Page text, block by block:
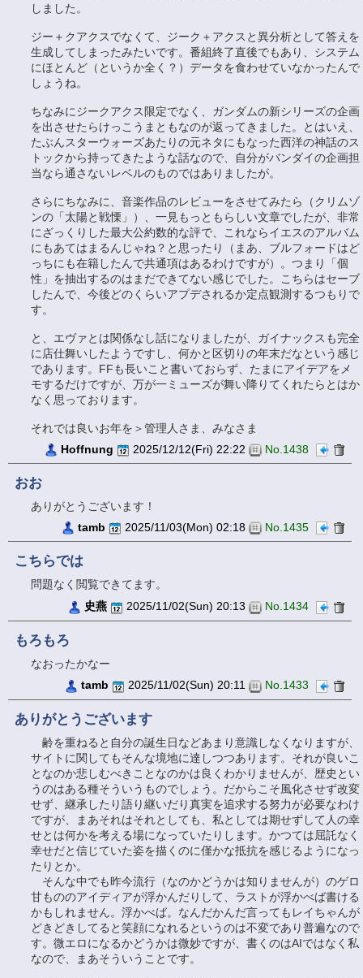
しました。
ジー＋クアクスでなくて、ジーク＋アクスと異分析として答えを
生成してしまったみたいです。番組終了直後でもあり、システム
にほとんど（というか全く？）データを食わせていなかったんで
しょうね。
ちなみにジークアクス限定でなく、ガンダムの新シリーズの企画
を出させたらけっこうまともなのが返ってきました。とはいえ、
たぶんスターウォーズあたりの元ネタにもなった西洋の神話のス
トックから持ってきたような話なので、自分がバンダイの企画担
当なら通さないレベルのものではありましたが。
さらにちなみに、音楽作品のレビューをさせてみたら（クリムゾ
ンの「太陽と戦慄」）、一見もっともらしい文章でしたが、非常
にざっくりした最大公約数的な評で、これならイエスのアルバム
にもあてはまるんじゃね？と思ったり（まあ、ブルフォードはど
っちにも在籍したんで共通項はあるわけですが）。つまり「個
性」を抽出するのはまだできてない感じでした。こちらはセーブ
したんで、今後どのくらいアプデされるか定点観測するつもりで
す。
と、エヴァとは関係なし話になりましたが、ガイナックスも完全
に店仕舞いしたようですし、何かと区切りの年末だなという感じ
であります。FFも長いこと書いておらず、たまにアイデアをメ
モするだけですが、万が一ミューズが舞い降りてくれたらとはか
なく思っております。
それでは良いお年を＞管理人さま、みなさま
Hoffnung
2025/12/12(Fri) 22:22 No.1438
おお
ありがとうございます！
tamb
2025/11/03(Mon) 02:18 No.1435
こちらでは
問題なく閲覧できてます。
史燕
2025/11/02(Sun) 20:13 No.1434
もろもろ
なおったかなー
tamb
2025/11/02(Sun) 20:11 No.1433
ありがとうございます
齢を重ねると自分の誕生日などあまり意識しなくなりますが、
サイトに関してもそんな境地に達しつつあります。それが良いこ
となのか悲しむべきことなのかは良くわかりませんが、歴史とい
うのはある種そういうものでしょう。だからこそ風化させず改変
せず、継承したり語り継いだり真実を追求する努力が必要なわけ
ですが、まあそれはそれとしても、私としては期せずして人の幸
せとは何かを考える場になっていたりします。かつては屈託なく
幸せだと信じていた姿を描くのに僅かな抵抗を感じるようになっ
たりとか。
そんな中でも昨今流行（なのかどうかは知りませんが）のゲロ
甘もののアイディアが浮かんだりして、ラストが浮かべば書ける
かもしれません。浮かべば。なんだかんだ言ってもレイちゃんが
どきどきしてると笑顔になれるというのは不変であり普遍なので
す。微エロになるかどうかは微妙ですが、書くのはAIではなく私
なので、まあそういうことです。